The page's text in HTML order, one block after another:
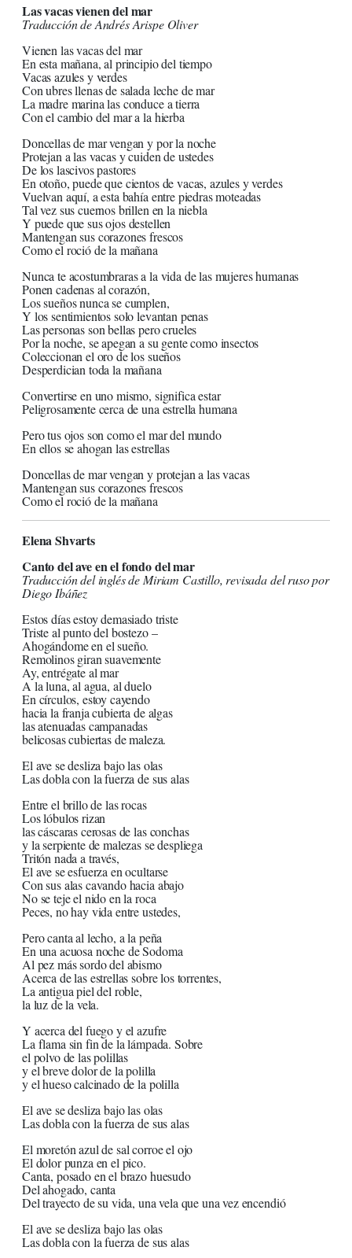
Las vacas vienen del mar
Traducción de Andrés Arispe Oliver
Vienen las vacas del mar
En esta mañana, al principio del tiempo
Vacas azules y verdes
Con ubres llenas de salada leche de mar
La madre marina las conduce a tierra
Con el cambio del mar a la hierba
Doncellas de mar vengan y por la noche
Protejan a las vacas y cuiden de ustedes
De los lascivos pastores
En otoño, puede que cientos de vacas, azules y verdes
Vuelvan aquí, a esta bahía entre piedras moteadas
Tal vez sus cuernos brillen en la niebla
Y puede que sus ojos destellen
Mantengan sus corazones frescos
Como el roció de la mañana
Nunca te acostumbraras a la vida de las mujeres humanas
Ponen cadenas al corazón,
Los sueños nunca se cumplen,
Y los sentimientos solo levantan penas
Las personas son bellas pero crueles
Por la noche, se apegan a su gente como insectos
Coleccionan el oro de los sueños
Desperdician toda la mañana
Convertirse en uno mismo, significa estar
Peligrosamente cerca de una estrella humana
Pero tus ojos son como el mar del mundo
En ellos se ahogan las estrellas
Doncellas de mar vengan y protejan a las vacas
Mantengan sus corazones frescos
Como el roció de la mañana
Elena Shvarts
Canto del ave en el fondo del mar
Traducción del inglés de Miriam Castillo, revisada del ruso por
Diego Ibáñez
Estos días estoy demasiado triste
Triste al punto del bostezo –
Ahogándome en el sueño.
Remolinos giran suavemente
Ay, entrégate al mar
A la luna, al agua, al duelo
En círculos, estoy cayendo
hacia la franja cubierta de algas
las atenuadas campanadas
belicosas cubiertas de maleza.
El ave se desliza bajo las olas
Las dobla con la fuerza de sus alas
Entre el brillo de las rocas
Los lóbulos rizan
las cáscaras cerosas de las conchas
y la serpiente de malezas se despliega
Tritón nada a través,
El ave se esfuerza en ocultarse
Con sus alas cavando hacia abajo
No se teje el nido en la roca
Peces, no hay vida entre ustedes,
Pero canta al lecho, a la peña
En una acuosa noche de Sodoma
Al pez más sordo del abismo
Acerca de las estrellas sobre los torrentes,
La antigua piel del roble,
la luz de la vela.
Y acerca del fuego y el azufre
La flama sin fin de la lámpada. Sobre
el polvo de las polillas
y el breve dolor de la polilla
y el hueso calcinado de la polilla
El ave se desliza bajo las olas
Las dobla con la fuerza de sus alas
El moretón azul de sal corroe el ojo
El dolor punza en el pico.
Canta, posado en el brazo huesudo
Del ahogado, canta
Del trayecto de su vida, una vela que una vez encendió
El ave se desliza bajo las olas
Las dobla con la fuerza de sus alas